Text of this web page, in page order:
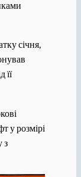
січня,
її
у розмірі
з